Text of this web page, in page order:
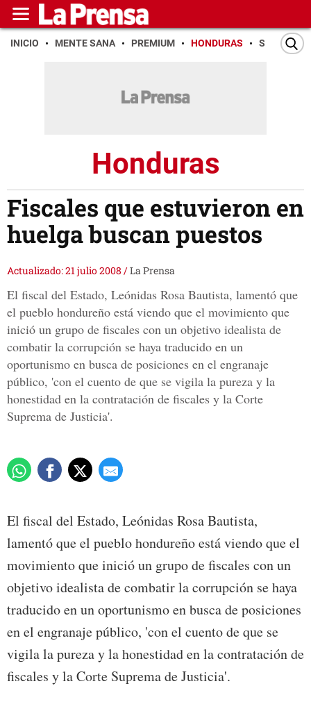
INICIO MENTE SANA PREMIUM HONDURAS SAN PEDRO
Honduras
Fiscales que estuvieron en
huelga buscan puestos
Actualizado: 21 julio 2008 /La Prensa
El fiscal del Estado, Leónidas Rosa Bautista, lamentó que
el pueblo hondureño está viendo que el movimiento que
inició un grupo de fiscales con un objetivo idealista de
combatir la corrupción se haya traducido en un
oportunismo en busca de posiciones en el engranaje
público, 'con el cuento de que se vigila la pureza y la
honestidad en la contratación de fiscales y la Corte
Suprema de Justicia'.
El fiscal del Estado, Leónidas Rosa Bautista,
lamentó que el pueblo hondureño está viendo que el
movimiento que inició un grupo de fiscales con un
objetivo idealista de combatir la corrupción se haya
traducido en un oportunismo en busca de posiciones
en el engranaje público, 'con el cuento de que se
vigila la pureza y la honestidad en la contratación de
fiscales y la Corte Suprema de Justicia'.